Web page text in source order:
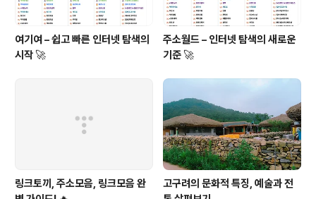
여기여 – 쉽고 빠른 인터넷 탐색의
시작 🚀
주소월드 – 인터넷 탐색의 새로운
기준 🚀
링크토끼, 주소모음, 링크모음 완
고구려의 문화적 특징, 예술과 전